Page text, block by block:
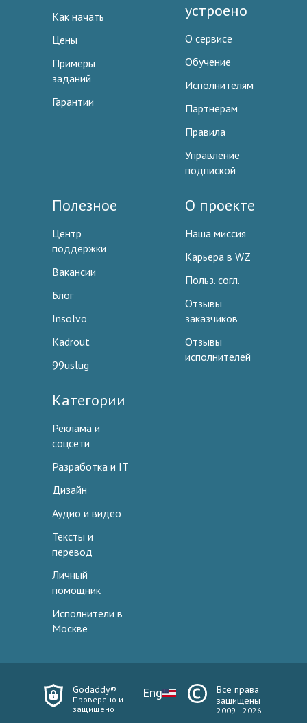
Как начать
Цены
Примеры
заданий
Гарантии
устроено
О сервисе
Обучение
Исполнителям
Партнерам
Правила
Управление
подпиской
Полезное
Центр
поддержки
Вакансии
Блог
Insolvo
Kadrout
99uslug
О проекте
Наша миссия
Карьера в WZ
Польз. согл.
Отзывы
заказчиков
Отзывы
исполнителей
Категории
Реклама и
соцсети
Разработка и IT
Дизайн
Аудио и видео
Тексты и
перевод
Личный
помощник
Исполнители в
Москве
Godaddy®
Проверено и
защищено
Eng
Все права
защищены
2009—2026